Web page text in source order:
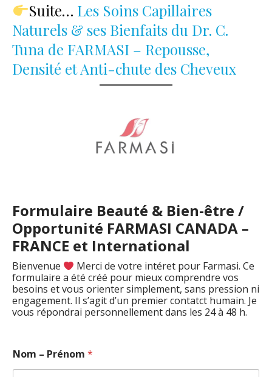
Suite… Les Soins Capillaires
Naturels & ses Bienfaits du Dr. C.
Tuna de FARMASI – Repousse,
Densité et Anti-chute des Cheveux
Formulaire Beauté & Bien-être /
Opportunité FARMASI CANADA –
FRANCE et International
Bienvenue
Merci de votre intéret pour Farmasi. Ce
formulaire a été créé pour mieux comprendre vos
besoins et vous orienter simplement, sans pression ni
engagement. Il s’agit d’un premier contatct humain. Je
vous répondrai personnellement dans les 24 à 48 h.
Nom – Prénom *